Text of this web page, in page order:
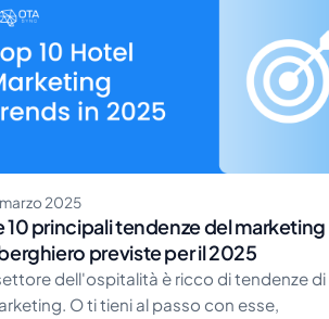
del tuo hotel incide direttamente sui
Una strategia SEO ben eseguita aiuta
ridurre la dipendenza dalle OTA e ad attrarre
con reale intenzione di prenotare. In […]
marzo 2025
10 principali tendenze del marketing
previste per il 2025
dell'ospitalità è ricco di tendenze di
O ti tieni al passo con esse,